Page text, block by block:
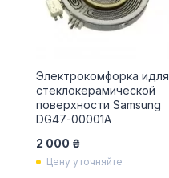
Электрокомфорка идля
стеклокерамической
поверхности Samsung
DG47-00001A
2 000 ₴
Цену уточняйте